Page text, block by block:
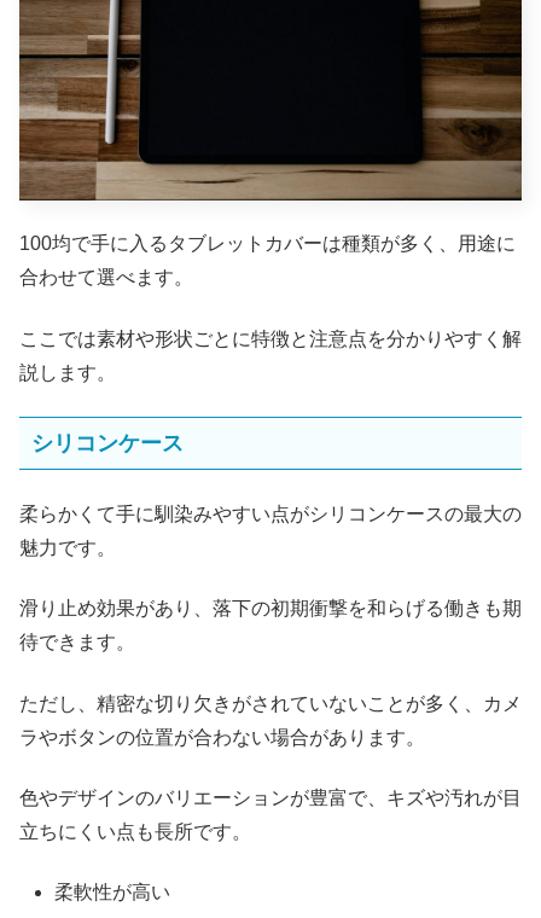
100均で手に入るタブレットカバーは種類が多く、用途に
合わせて選べます。
ここでは素材や形状ごとに特徴と注意点を分かりやすく解
説します。
シリコンケース
柔らかくて手に馴染みやすい点がシリコンケースの最大の
魅力です。
滑り止め効果があり、落下の初期衝撃を和らげる働きも期
待できます。
ただし、精密な切り欠きがされていないことが多く、カメ
ラやボタンの位置が合わない場合があります。
色やデザインのバリエーションが豊富で、キズや汚れが目
立ちにくい点も長所です。
柔軟性が高い